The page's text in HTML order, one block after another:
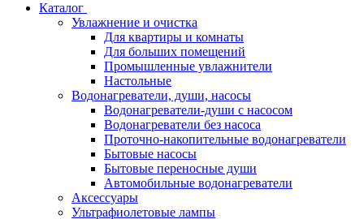
Каталог
Увлажнение и очистка
Для квартиры и комнаты
Для больших помещений
Промышленные увлажнители
Настольные
Водонагреватели, души, насосы
Водонагреватели-души с насосом
Водонагреватели без насоса
Проточно-накопительные водонагреватели
Бытовые насосы
Бытовые переносные души
Автомобильные водонагреватели
Аксессуары
Ультрафиолетовые лампы